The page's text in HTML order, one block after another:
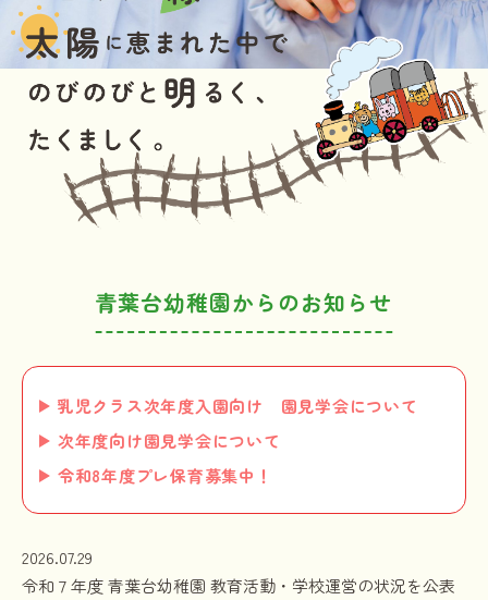
青葉台幼稚園からのお知らせ
乳児クラス次年度入園向け 園見学会について
次年度向け園見学会について
令和8年度プレ保育募集中！
2026.07.29
令和７年度 青葉台幼稚園 教育活動・学校運営の状況を公表